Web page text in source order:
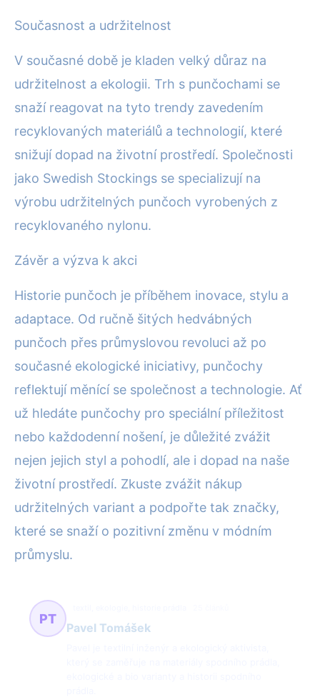
Současnost a udržitelnost
V současné době je kladen velký důraz na
udržitelnost a ekologii. Trh s punčochami se
snaží reagovat na tyto trendy zavedením
recyklovaných materiálů a technologií, které
snižují dopad na životní prostředí. Společnosti
jako Swedish Stockings se specializují na
výrobu udržitelných punčoch vyrobených z
recyklovaného nylonu.
Závěr a výzva k akci
Historie punčoch je příběhem inovace, stylu a
adaptace. Od ručně šitých hedvábných
punčoch přes průmyslovou revoluci až po
současné ekologické iniciativy, punčochy
reflektují měnící se společnost a technologie. Ať
už hledáte punčochy pro speciální příležitost
nebo každodenní nošení, je důležité zvážit
nejen jejich styl a pohodlí, ale i dopad na naše
životní prostředí. Zkuste zvážit nákup
udržitelných variant a podpořte tak značky,
které se snaží o pozitivní změnu v módním
průmyslu.
PT
Pavel Tomášek